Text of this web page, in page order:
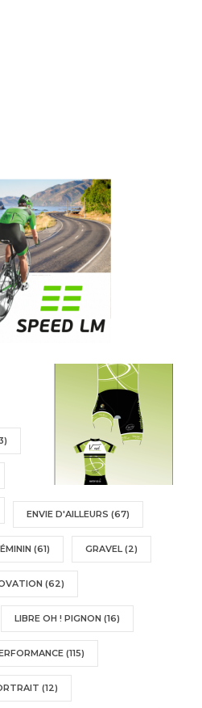
ENVIE D'AILLEURS (67)
(61) GRAVEL (2)
(62)
LIBRE OH ! PIGNON (16)
(115)
(12)